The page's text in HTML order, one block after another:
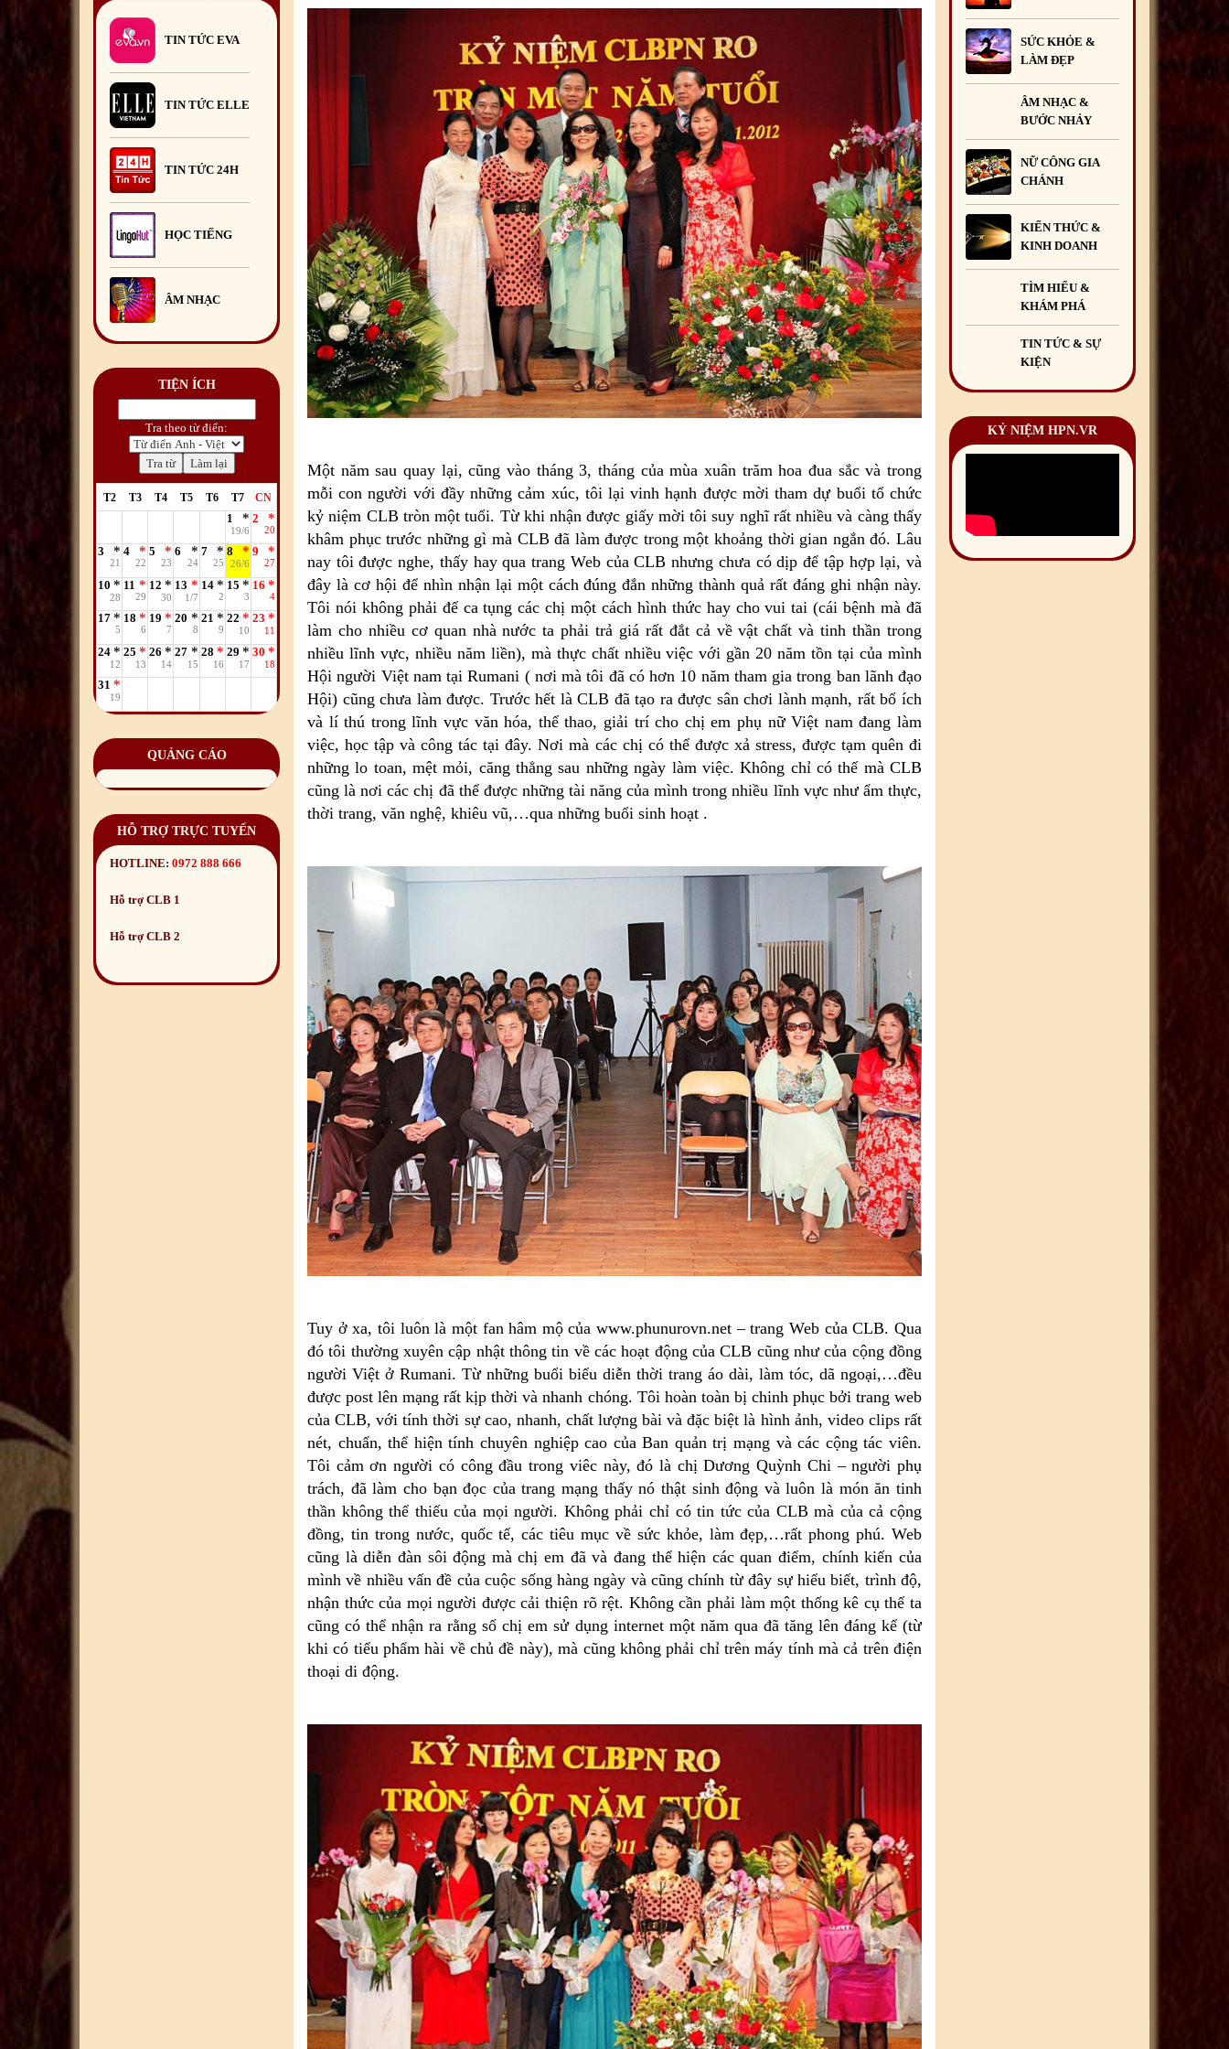
Hội Doanh nghiệp Việt Nam
tại Romania tổ chức Chương
trình Giao lưu mở.
23/06/2026
TIN TỨC EVA
TIN TỨC ELLE
TIN TỨC 24H
HỌC TIẾNG
ÂM NHẠC
TIỆN ÍCH
Tra theo từ điển:
T2 T3 T4 T5 T6 T7 CN
1
19/6
2
20
3
21
4
22
5
23
6
24
7
25
8
26/6
9
27
10
28
11
29
12
30
13
1/7
14
2
15
3
16
4
17
5
18
6
19
7
20
8
21
9
22
10
23
11
24
12
25
13
26
14
27
15
28
16
29
17
30
18
31
19
QUẢNG CÁO
HỖ TRỢ TRỰC TUYẾN
HOTLINE: 0972 888 666
Hỗ trợ CLB 1
Hỗ trợ CLB 2
Một năm sau quay lại, cũng vào tháng 3, tháng của mùa xuân trăm hoa đua sắc và trong
mỗi con người với đầy những cảm xúc, tôi lại vinh hạnh được mời tham dự buổi tổ chức
kỷ niệm CLB tròn một tuổi. Từ khi nhận được giấy mời tôi suy nghĩ rất nhiều và càng thấy
khâm phục trước những gì mà CLB đã làm được trong một khoảng thời gian ngắn đó. Lâu
nay tôi được nghe, thấy hay qua trang Web của CLB nhưng chưa có dịp để tập hợp lại, và
đây là cơ hội để nhìn nhận lại một cách đúng đắn những thành quả rất đáng ghi nhận này.
Tôi nói không phải để ca tụng các chị một cách hình thức hay cho vui tai (cái bệnh mà đã
làm cho nhiều cơ quan nhà nước ta phải trả giá rất đắt cả về vật chất và tinh thần trong
nhiều lĩnh vực, nhiều năm liền), mà thực chất nhiều việc với gần 20 năm tồn tại của mình
Hội người Việt nam tại Rumani ( nơi mà tôi đã có hơn 10 năm tham gia trong ban lãnh đạo
Hội) cũng chưa làm được. Trước hết là CLB đã tạo ra được sân chơi lành mạnh, rất bổ ích
và lí thú trong lĩnh vực văn hóa, thể thao, giải trí cho chị em phụ nữ Việt nam đang làm
việc, học tập và công tác tại đây. Nơi mà các chị có thể được xả stress, được tạm quên đi
những lo toan, mệt mỏi, căng thẳng sau những ngày làm việc. Không chỉ có thế mà CLB
cũng là nơi các chị đã thể được những tài năng của mình trong nhiều lĩnh vực như ẩm thực,
thời trang, văn nghệ, khiêu vũ,…qua những buổi sinh hoạt .
Tuy ở xa, tôi luôn là một fan hâm mộ của www.phunurovn.net – trang Web của CLB. Qua
đó tôi thường xuyên cập nhật thông tin về các hoạt động của CLB cũng như của cộng đồng
người Việt ở Rumani. Từ những buổi biểu diễn thời trang áo dài, làm tóc, dã ngoại,…đều
được post lên mạng rất kịp thời và nhanh chóng. Tôi hoàn toàn bị chinh phục bởi trang web
của CLB, với tính thời sự cao, nhanh, chất lượng bài và đặc biệt là hình ảnh, video clips rất
nét, chuẩn, thể hiện tính chuyên nghiệp cao của Ban quản trị mạng và các cộng tác viên.
Tôi cảm ơn người có công đầu trong viêc này, đó là chị Dương Quỳnh Chi – người phụ
trách, đã làm cho bạn đọc của trang mạng thấy nó thật sinh động và luôn là món ăn tinh
thần không thể thiếu của mọi người. Không phải chỉ có tin tức của CLB mà của cả cộng
đồng, tin trong nước, quốc tế, các tiêu mục về sức khỏe, làm đẹp,…rất phong phú. Web
cũng là diễn đàn sôi động mà chị em đã và đang thể hiện các quan điểm, chính kiến của
mình về nhiều vấn đề của cuộc sống hàng ngày và cũng chính từ đây sự hiểu biết, trình độ,
nhận thức của mọi người được cải thiện rõ rệt. Không cần phải làm một thống kê cụ thể ta
cũng có thể nhận ra rằng số chị em sử dụng internet một năm qua đã tăng lên đáng kể (từ
khi có tiểu phẩm hài về chủ đề này), mà cũng không phải chỉ trên máy tính mà cả trên điện
thoại di động.
SỨC KHỎE &
LÀM ĐẸP
ÂM NHẠC &
BƯỚC NHẢY
NỮ CÔNG GIA
CHÁNH
KIẾN THỨC &
KINH DOANH
TÌM HIỂU &
KHÁM PHÁ
TIN TỨC & SỰ
KIỆN
KỶ NIỆM HPN.VR